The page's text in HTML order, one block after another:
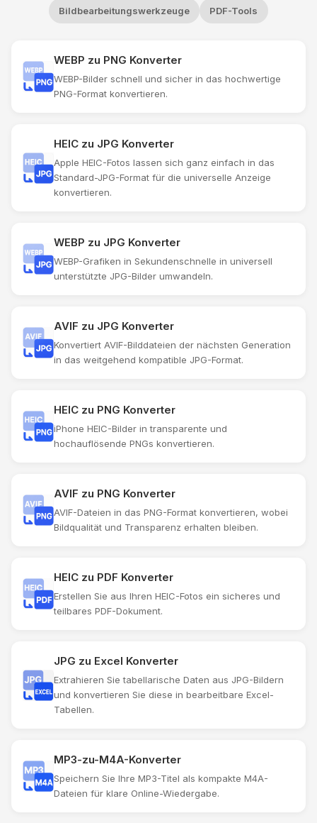
Bildbearbeitungswerkzeuge PDF-Tools
WEBP zu PNG Konverter
WEBP-Bilder schnell und sicher in das hochwertige
PNG-Format konvertieren.
HEIC zu JPG Konverter
Apple HEIC-Fotos lassen sich ganz einfach in das
Standard-JPG-Format für die universelle Anzeige
konvertieren.
WEBP zu JPG Konverter
WEBP-Grafiken in Sekundenschnelle in universell
unterstützte JPG-Bilder umwandeln.
AVIF zu JPG Konverter
Konvertiert AVIF-Bilddateien der nächsten Generation
in das weitgehend kompatible JPG-Format.
HEIC zu PNG Konverter
iPhone HEIC-Bilder in transparente und
hochauflösende PNGs konvertieren.
AVIF zu PNG Konverter
AVIF-Dateien in das PNG-Format konvertieren, wobei
Bildqualität und Transparenz erhalten bleiben.
HEIC zu PDF Konverter
Erstellen Sie aus Ihren HEIC-Fotos ein sicheres und
teilbares PDF-Dokument.
JPG zu Excel Konverter
Extrahieren Sie tabellarische Daten aus JPG-Bildern
und konvertieren Sie diese in bearbeitbare Excel-
Tabellen.
MP3-zu-M4A-Konverter
Speichern Sie Ihre MP3-Titel als kompakte M4A-
Dateien für klare Online-Wiedergabe.